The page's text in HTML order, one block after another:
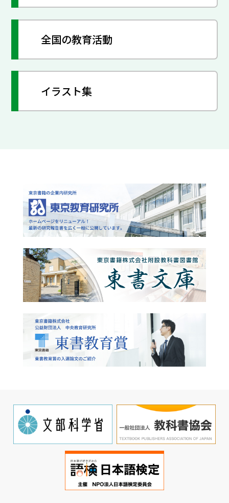
全国の教育活動
イラスト集